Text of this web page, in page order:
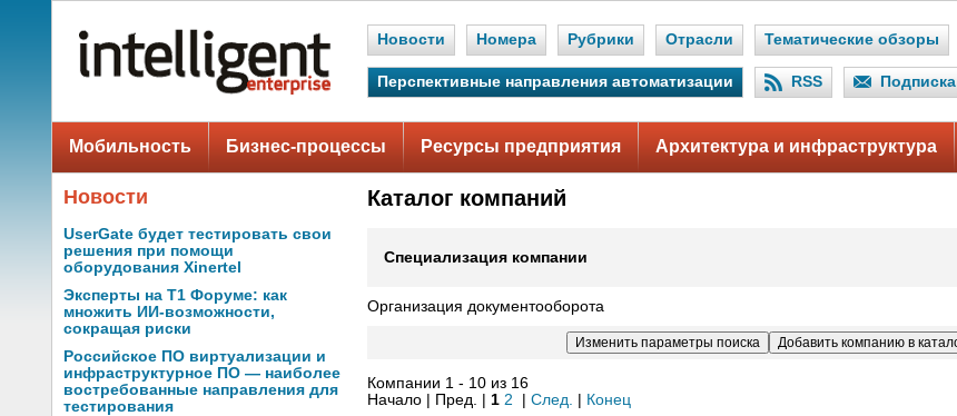
Новости Номера Рубрики Отрасли Тематические обзоры
Перспективные направления автоматизации RSS Подписка
Мобильность Бизнес-процессы Ресурсы предприятия Архитектура и инфраструктура
Новости
UserGate будет тестировать свои
решения при помощи
оборудования Xinertel
Эксперты на Т1 Форуме: как
множить ИИ-возможности,
сокращая риски
Российское ПО виртуализации и
инфраструктурное ПО — наиболее
востребованные направления для
тестирования
Каталог компаний
Специализация компании
Организация документооборота
Компании 1 - 10 из 16
Начало | Пред. | 1 2 След.
Конец